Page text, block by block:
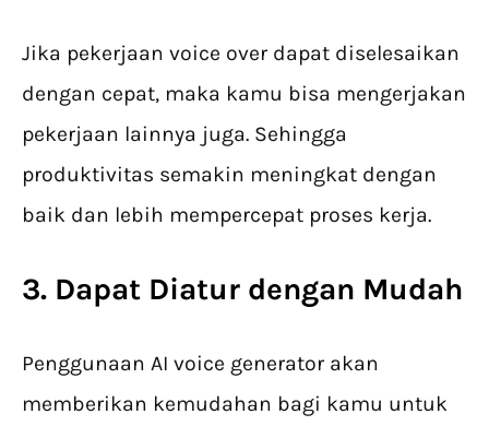
Jika pekerjaan voice over dapat diselesaikan
dengan cepat, maka kamu bisa mengerjakan
pekerjaan lainnya juga. Sehingga
produktivitas semakin meningkat dengan
baik dan lebih mempercepat proses kerja.
3. Dapat Diatur dengan Mudah
Penggunaan AI voice generator akan
memberikan kemudahan bagi kamu untuk